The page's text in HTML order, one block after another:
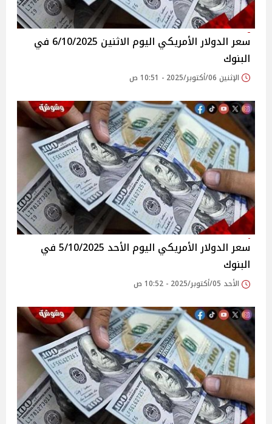
سعر الدولار الأمريكي اليوم الاثنين 6/10/2025 في
البنوك
الإثنين 06/أكتوبر/2025 - 10:51 ص
سعر الدولار الأمريكي اليوم الأحد 5/10/2025 في
البنوك
الأحد 05/أكتوبر/2025 - 10:52 ص